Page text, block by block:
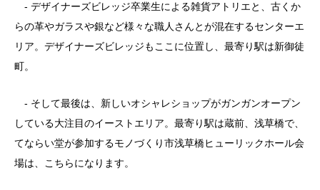
- デザイナーズビレッジ卒業生による雑貨アトリエと、古くか
らの革やガラスや銀など様々な職人さんとが混在するセンターエ
リア。デザイナーズビレッジもここに位置し、最寄り駅は新御徒
町。
- そして最後は、新しいオシャレショップがガンガンオープン
している大注目のイーストエリア。最寄り駅は蔵前、浅草橋で、
てならい堂が参加するモノづくり市浅草橋ヒューリックホール会
場は、こちらになります。